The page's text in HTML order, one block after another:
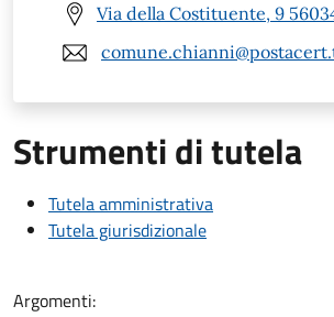
Via della Costituente, 9
Strumenti di tutela
Tutela amministrativa
Tutela giurisdizionale
Argomenti: